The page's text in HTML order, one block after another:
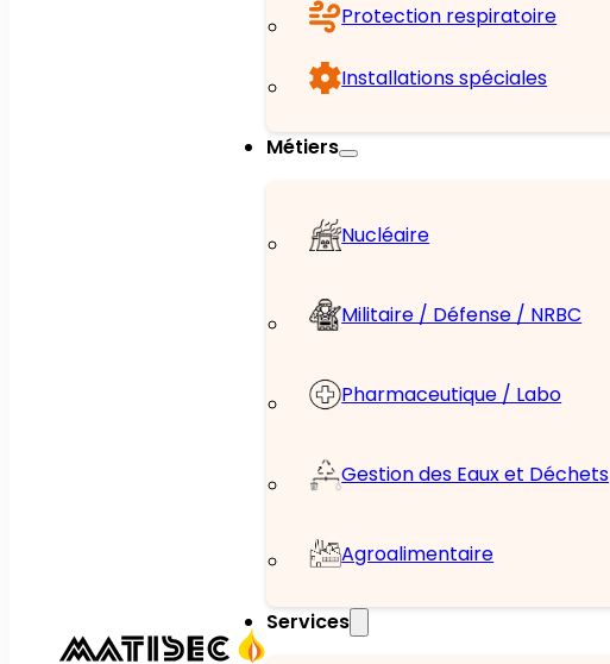
Protection respiratoire
Installations spéciales
Métiers
Nucléaire
Militaire / Défense / NRBC
Pharmaceutique / Labo
Gestion des Eaux et Déchets
Agroalimentaire
Services